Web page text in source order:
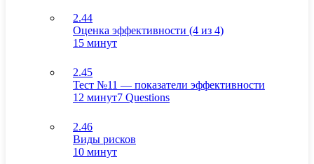
2.44
Оценка эффективности (4 из 4)
15 минут
2.45
Тест №11 — показатели эффективности
12 минут7 Questions
2.46
Виды рисков
10 минут